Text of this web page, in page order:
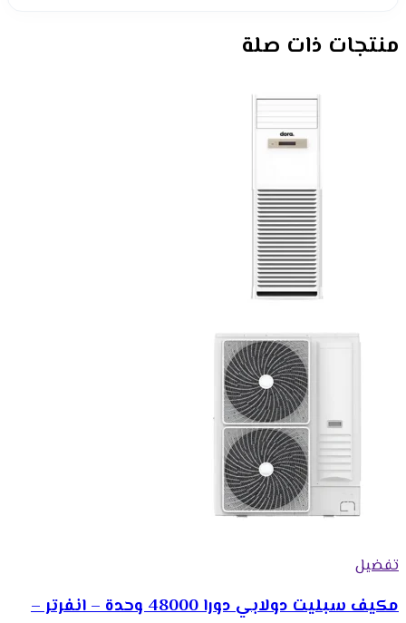
منتجات ذات صلة
تفضيل
مكيف سبليت دولابي دورا 48000 وحدة – انفرتر –